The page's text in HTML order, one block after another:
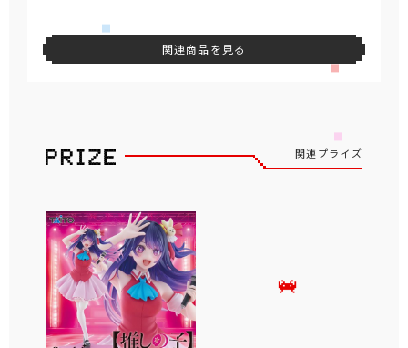
関連商品を見る
関連プライズ